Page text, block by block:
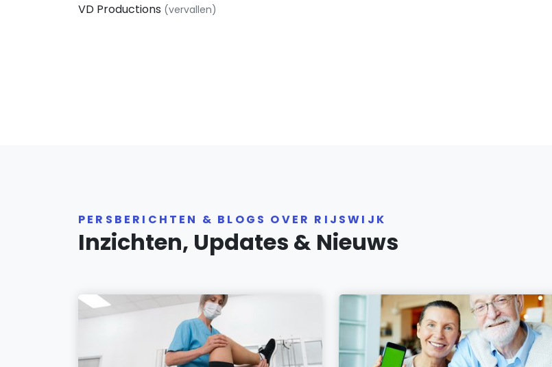
VD Productions (vervallen)
PERSBERICHTEN & BLOGS OVER RIJSWIJK
Inzichten, Updates & Nieuws